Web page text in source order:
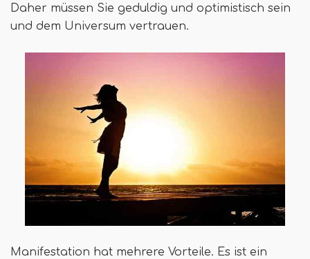
Daher müssen Sie geduldig und optimistisch sein
und dem Universum vertrauen.
Manifestation hat mehrere Vorteile. Es ist ein